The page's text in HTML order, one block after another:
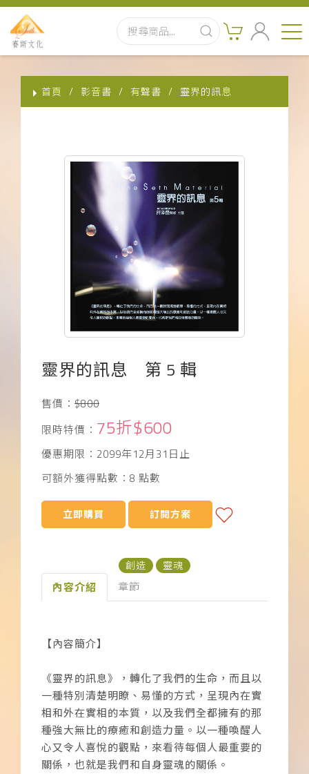
首頁
最新消息
訂閱制有聲書
影音書
關於我們
聯絡客服
下載APP
首頁 影音書 有聲書 靈界的訊息
靈界的訊息 第 5 輯
售價： $800
限時特價： 75折$600
優惠期限：2099年12月31日止
可額外獲得點數：8 點數
立即購買 訂閱方案
創造 靈魂
內容介紹 章節
【內容簡介】
《靈界的訊息》，轉化了我們的生命，而且以
一種特別清楚明瞭、易懂的方式，呈現內在實
相和外在實相的本質，以及我們全都擁有的那
種強大無比的療癒和創造力量。以一種喚醒人
心又令人喜悅的觀點，來看待每個人最重要的
關係，也就是我們和自身靈魂的關係。